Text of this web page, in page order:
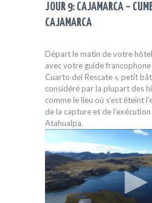
JOUR 9: CAJAMARCA –
CAJAMARCA
Départ le matin de votre
avec votre guide
Cuarto del Rescate «, petit
considéré par la plupart des
comme le lieu où s’est éteint
de la capture et de
Atahualpa.